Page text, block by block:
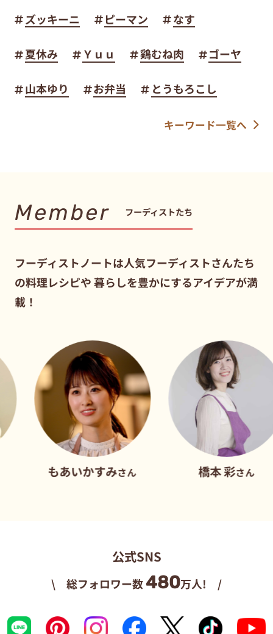
ズッキーニ ピーマン なす
夏休み Ｙｕｕ 鶏むね肉 ゴーヤ
山本ゆり お弁当 とうもろこし
キーワード一覧へ
Member フーディストたち
フーディストノートは人気フーディストさんたち
の料理レシピや暮らしを豊かにするアイデアが満
載！
あいかすみさん さん
公式SNS
\ 総フォロワー数480万人! /